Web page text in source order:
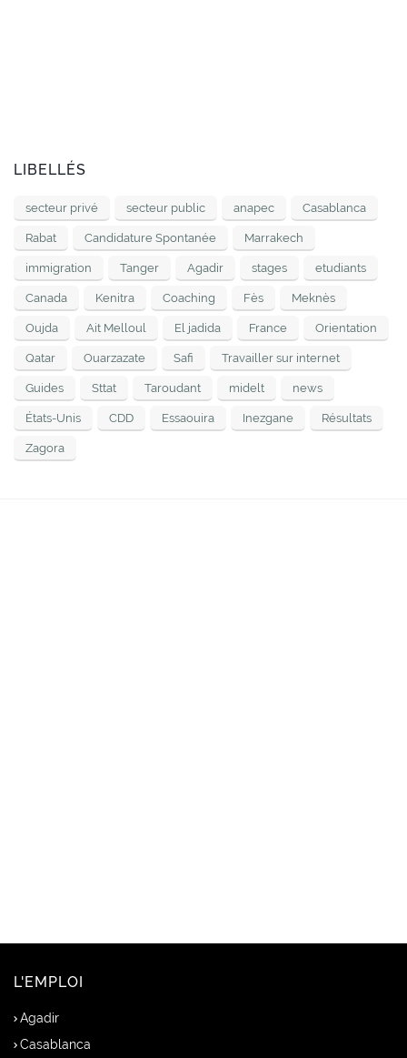
LIBELLÉS
secteur privé secteur public anapec Casablanca
Rabat Candidature Spontanée Marrakech
immigration Tanger Agadir stages etudiants
Canada Kenitra Coaching Fès Meknès
Oujda Ait Melloul El jadida France Orientation
Qatar Ouarzazate Safi Travailler sur internet
Guides Sttat Taroudant midelt news
États-Unis CDD Essaouira Inezgane Résultats
Zagora
L'EMPLOI
Agadir
Casablanca